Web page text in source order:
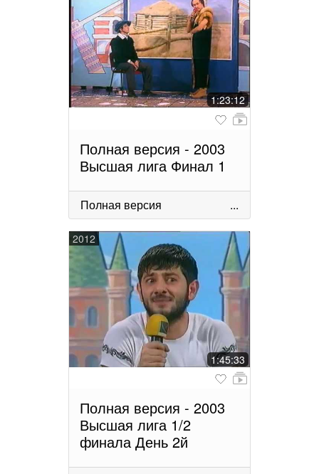
1:23:12
Полная версия - 2003
Высшая лига Финал 1
Полная версия ...
2012
1:45:33
Полная версия - 2003
Высшая лига 1/2
финала День 2й